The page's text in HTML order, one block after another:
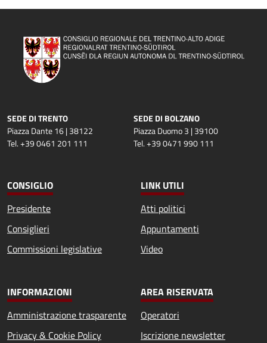
SEDE DI TRENTO
Piazza Dante 16 | 38122
Tel. +39 0461 201 111
SEDE DI BOLZANO
Piazza Duomo 3 | 39100
Tel. +39 0471 990 111
CONSIGLIO
Presidente
Consiglieri
Commissioni legislative
LINK UTILI
Atti politici
Appuntamenti
Video
INFORMAZIONI
Amministrazione trasparente
Privacy & Cookie Policy
AREA RISERVATA
Operatori
Iscrizione newsletter